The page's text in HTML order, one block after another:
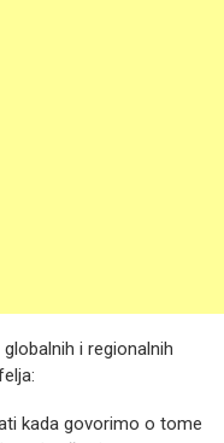
i regionalnih
kada govorimo o tome